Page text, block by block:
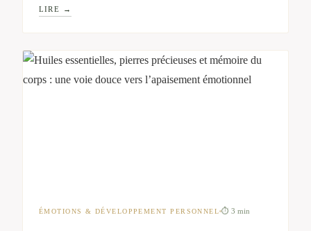
LIRE →
ÉMOTIONS & DÉVELOPPEMENT PERSONNEL ⏱ 3 min